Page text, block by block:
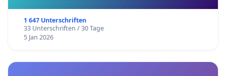
1 647 Unterschriften
33 Unterschriften / 30 Tage
5 Jan 2026